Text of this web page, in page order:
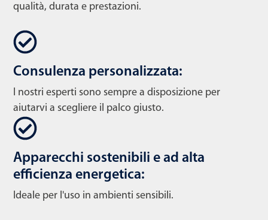
qualità, durata e prestazioni.
Consulenza personalizzata:
I nostri esperti sono sempre a disposizione per
aiutarvi a scegliere il palco giusto.
Apparecchi sostenibili e ad alta
efficienza energetica:
Ideale per l'uso in ambienti sensibili.